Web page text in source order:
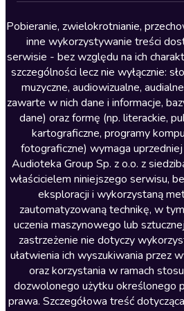
Literatura anglojęzyczna
Literatura faktu
Literatura obyczajowa
Literatura piękna obca
Literatura piękna polska
Nagrania relaksacyjne
Nauka języków
Nauki humanistyczne
Podcasty i audycje
Polityka
Prasa
Religia
Pobieranie, zwielokrotnianie,
inne wykorzystywanie treści
serwisie - bez względu na ich
szczególności lecz nie wyłącznie:
muzyczne, audiowizualne,
zawarte w nich dane i informacje,
dane) oraz formę (np. literackie,
kartograficzne, programy
fotograficzne) wymaga
Audioteka Group Sp. z o.o. z
właścicielem niniejszego serwisu,
eksploracji i wykorzystaną
zautomatyzowaną technikę, w
uczenia maszynowego lub
zastrzeżenie nie dotyczy
ułatwienia ich wyszukiwania przez
oraz korzystania w ramach
dozwolonego użytku określonego
prawa. Szczegółowa treść